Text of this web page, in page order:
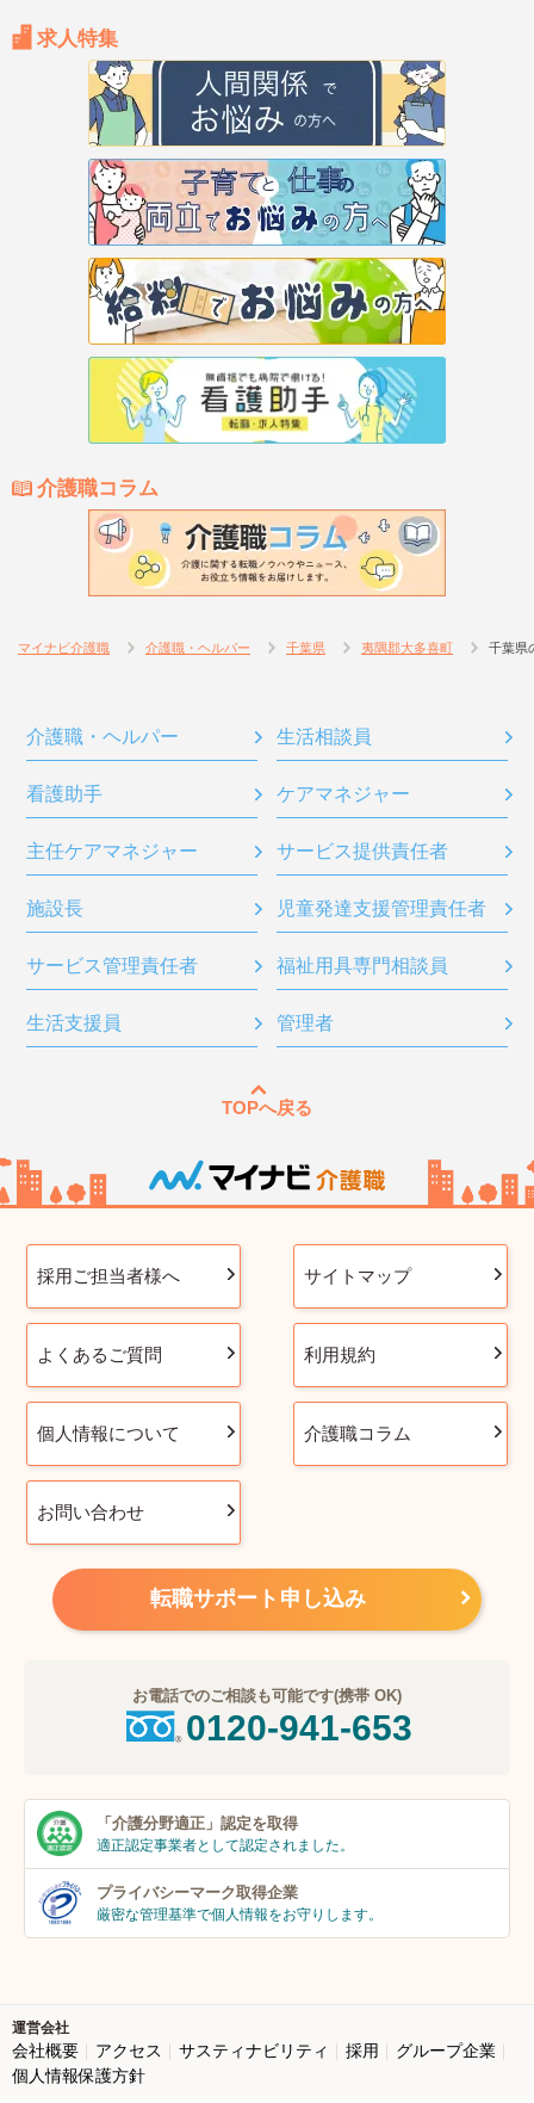
求人特集
介護職コラム
マイナビ介護職 介護職・ヘルパー 千葉県 夷隅郡大多喜町 千葉県
介護職・ヘルパー 生活相談員
看護助手 ケアマネジャー
主任ケアマネジャー サービス提供責任者
施設長 児童発達支援管理責任者
サービス管理責任者 福祉用具専門相談員
生活支援員 管理者
TOPへ戻る
採用ご担当者様へ サイトマップ
よくあるご質問 利用規約
個人情報について 介護職コラム
お問い合わせ
転職サポート申し込み
お電話でのご相談も可能です(携帯 OK)
0120-941-653
「介護分野適正」 認定を取得
適正認定事業者として認定されました。
プライバシーマーク取得企業
厳密な管理基準で個人情報をお守りします。
運営会社
会社概要 アクセス サスティナビリティ 採用
グループ企業
個人情報保護方針